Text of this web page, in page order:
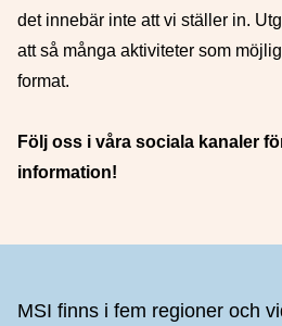
det innebär inte att vi ställer in.
att så många aktiviteter som
format.
Följ oss i våra sociala kanaler
information!
MSI finns i fem regioner och